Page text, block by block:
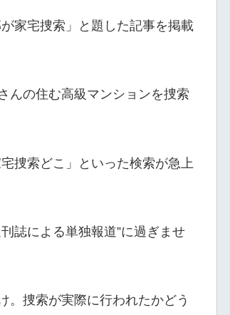
家宅捜索」と題した記事を掲載
んの住む高級マンションを捜索
捜索どこ」といった検索が急上
誌による単独報道”に過ぎませ
。捜索が実際に行われたかどう